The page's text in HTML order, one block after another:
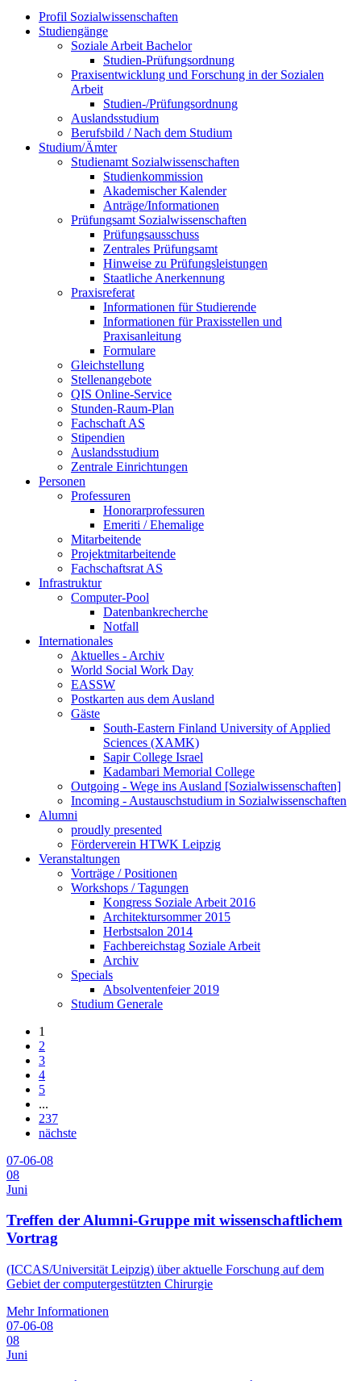
Profil Sozialwissenschaften
Studiengänge
Soziale Arbeit Bachelor
Studien-Prüfungsordnung
Praxisentwicklung und Forschung in der Sozialen
Arbeit
Studien-/Prüfungsordnung
Auslandsstudium
Berufsbild / Nach dem Studium
Studium/Ämter
Studienamt Sozialwissenschaften
Studienkommission
Akademischer Kalender
Anträge/Informationen
Prüfungsamt Sozialwissenschaften
Prüfungsausschuss
Zentrales Prüfungsamt
Hinweise zu Prüfungsleistungen
Staatliche Anerkennung
Praxisreferat
Informationen für Studierende
Informationen für Praxisstellen und
Praxisanleitung
Formulare
Gleichstellung
Stellenangebote
QIS Online-Service
Stunden-Raum-Plan
Fachschaft AS
Stipendien
Auslandsstudium
Zentrale Einrichtungen
Personen
Professuren
Honorarprofessuren
Emeriti / Ehemalige
Mitarbeitende
Projektmitarbeitende
Fachschaftsrat AS
Infrastruktur
Computer-Pool
Datenbankrecherche
Notfall
Internationales
Aktuelles - Archiv
World Social Work Day
EASSW
Postkarten aus dem Ausland
Gäste
South-Eastern Finland University of Applied
Sciences (XAMK)
Sapir College Israel
Kadambari Memorial College
Outgoing - Wege ins Ausland [Sozialwissenschaften]
Incoming - Austauschstudium in Sozialwissenschaften
Alumni
proudly presented
Förderverein HTWK Leipzig
Veranstaltungen
Vorträge / Positionen
Workshops / Tagungen
Kongress Soziale Arbeit 2016
Architektursommer 2015
Herbstsalon 2014
Fachbereichstag Soziale Arbeit
Archiv
Specials
Absolventenfeier 2019
Studium Generale
1
2
3
4
5
...
237
nächste
07-06-08
08
Juni
Treffen der Alumni-Gruppe mit wissenschaftlichem
Vortrag
(ICCAS/Universität Leipzig) über aktuelle Forschung auf dem
Gebiet der computergestützten Chirurgie
Mehr Informationen
07-06-08
08
Juni